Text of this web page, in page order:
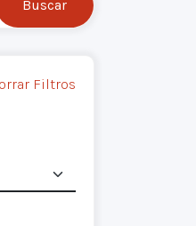
Filtros